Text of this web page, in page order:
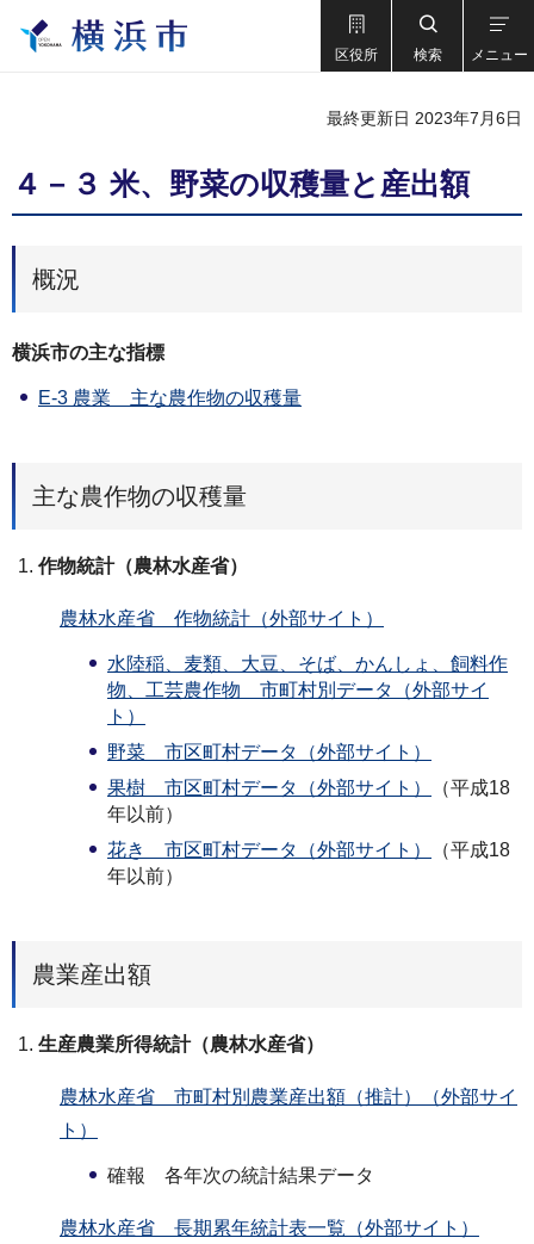
区役所 検索 メニュー
最終更新日 2023年7月6日
４－３ 米、野菜の収穫量と産出額
概況
横浜市の主な指標
E-3 農業 主な農作物の収穫量
主な農作物の収穫量
作物統計（農林水産省）
農林水産省 作物統計（外部サイト）
水陸稲、麦類、大豆、そば、かんしょ、飼料作
物、工芸農作物 市町村別データ（外部サイ
ト）
野菜 市区町村データ（外部サイト）
果樹 市区町村データ（外部サイト）
（平成18
年以前）
花き 市区町村データ（外部サイト）
（平成18
年以前）
農業産出額
生産農業所得統計（農林水産省）
農林水産省 市町村別農業産出額（推計）（外部サイ
ト）
確報 各年次の統計結果データ
農林水産省 長期累年統計表一覧（外部サイト）